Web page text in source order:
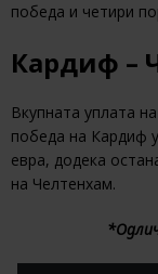
победа и четири
Кардиф –
Вкупната уплата
победа на Кардиф
евра, додека
на Челтенхам.